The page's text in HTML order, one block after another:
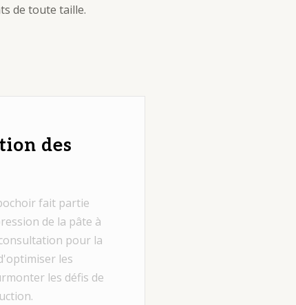
de toute taille.
des
fait partie
de la pâte à
pour la
les
les défis de